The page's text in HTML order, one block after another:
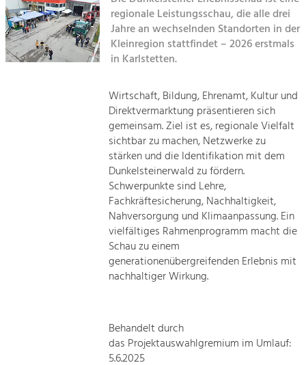
Sitemap
Kontakt
Landscape.
Tourism
Offer Development and Positioning
Art & Culture
Crafts, Science and Research.
Social Affairs, Education
Equality, Youth and Integration.
Mobility & Energy
Climate Change, Public Transport and
Renewable Energy.
regionale Leistungsschau, die alle drei
Jahre an wechselnden Standorten in der
Kleinregion stattfindet – 2026 erstmals
in Karlstetten.
Wirtschaft, Bildung, Ehrenamt, Kultur und
Direktvermarktung präsentieren sich
gemeinsam. Ziel ist es, regionale Vielfalt
sichtbar zu machen, Netzwerke zu
stärken und die Identifikation mit dem
Dunkelsteinerwald zu fördern.
Schwerpunkte sind Lehre,
Fachkräftesicherung, Nachhaltigkeit,
Nahversorgung und Klimaanpassung. Ein
vielfältiges Rahmenprogramm macht die
Schau zu einem
generationenübergreifenden Erlebnis mit
nachhaltiger Wirkung.
Behandelt durch
das Projektauswahlgremium im Umlauf:
5.6.2025